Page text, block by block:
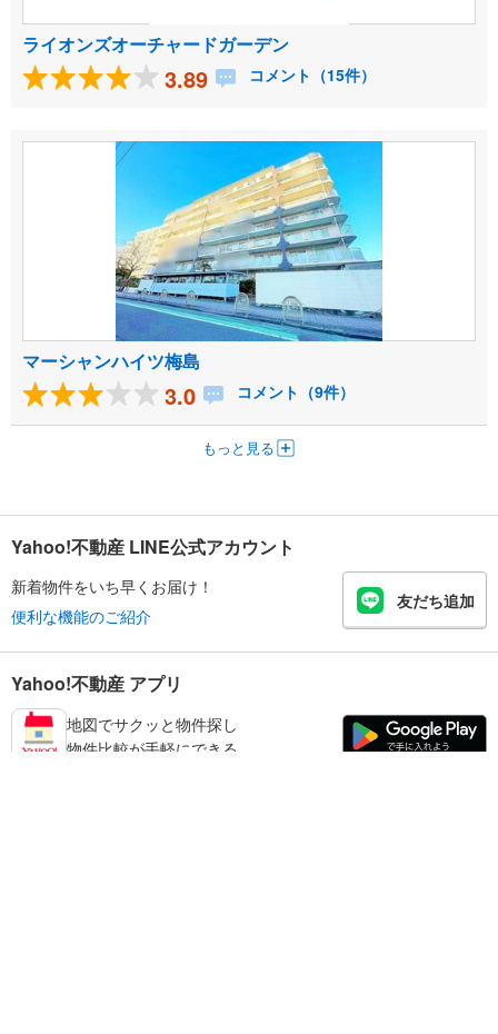
ライオンズオーチャードガーデン
3.89 コメント（15件）
マーシャンハイツ梅島
3.0 コメント（9件）
もっと見る
Yahoo!不動産 LINE公式アカウント
新着物件をいち早くお届け！
便利な機能のご紹介
友だち追加
Yahoo!不動産 アプリ
地図でサクッと物件探し
物件比較が手軽にできる